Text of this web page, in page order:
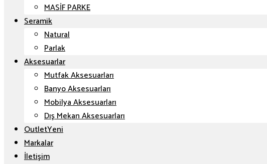
MASİF PARKE
Seramik
Natural
Parlak
Aksesuarlar
Mutfak Aksesuarları
Banyo Aksesuarları
Mobilya Aksesuarları
Dış Mekan Aksesuarları
Outlet
Markalar
İletişim